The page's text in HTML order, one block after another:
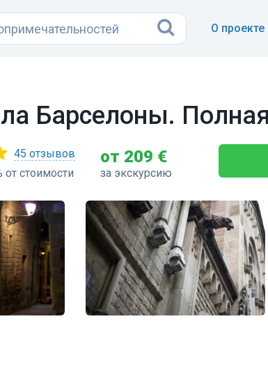
О проекте
Барселоны.
45 отзывов
от стоимости
от 209 €
за экскурсию